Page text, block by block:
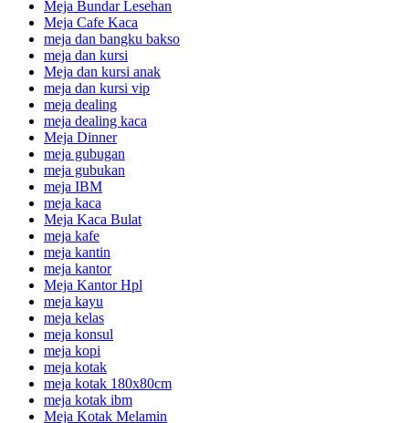
Meja Bundar Lesehan
Meja Cafe Kaca
meja dan bangku bakso
meja dan kursi
Meja dan kursi anak
meja dan kursi vip
meja dealing
meja dealing kaca
Meja Dinner
meja gubugan
meja gubukan
meja IBM
meja kaca
Meja Kaca Bulat
meja kafe
meja kantin
meja kantor
Meja Kantor Hpl
meja kayu
meja kelas
meja konsul
meja kopi
meja kotak
meja kotak 180x80cm
meja kotak ibm
Meja Kotak Melamin